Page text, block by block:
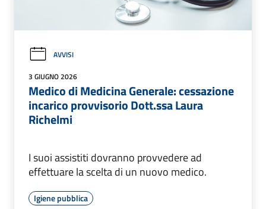
AVVISI
3 GIUGNO 2026
Medico di Medicina Generale: cessazione
incarico provvisorio Dott.ssa Laura
Richelmi
I suoi assistiti dovranno provvedere ad
effettuare la scelta di un nuovo medico.
Igiene pubblica